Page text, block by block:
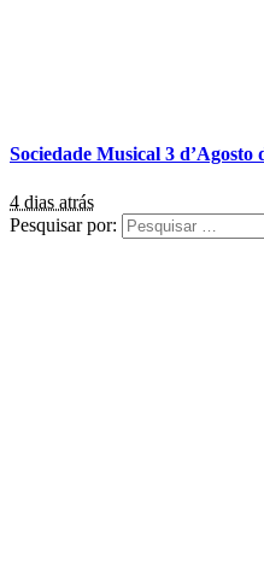
Sociedade Musical 3 d’Agosto
4 dias atrás
Pesquisar por: